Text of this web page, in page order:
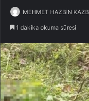
MEHMET HAZBİN
1 dakika okuma süresi